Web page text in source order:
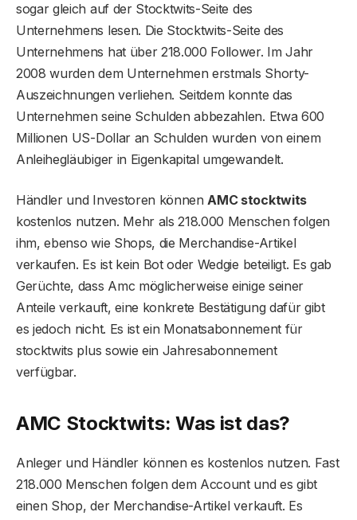
sogar gleich auf der Stocktwits-Seite des
Unternehmens lesen. Die Stocktwits-Seite des
Unternehmens hat über 218.000 Follower. Im Jahr
2008 wurden dem Unternehmen erstmals Shorty-
Auszeichnungen verliehen. Seitdem konnte das
Unternehmen seine Schulden abbezahlen. Etwa 600
Millionen US-Dollar an Schulden wurden von einem
Anleihegläubiger in Eigenkapital umgewandelt.
Händler und Investoren könnenAMC stocktwits
kostenlos nutzen. Mehr als 218.000 Menschen folgen
ihm, ebenso wie Shops, die Merchandise-Artikel
verkaufen. Es ist kein Bot oder Wedgie beteiligt. Es gab
Gerüchte, dass Amc möglicherweise einige seiner
Anteile verkauft, eine konkrete Bestätigung dafür gibt
es jedoch nicht. Es ist ein Monatsabonnement für
stocktwits plus sowie ein Jahresabonnement
verfügbar.
AMC Stocktwits: Was ist das?
Anleger und Händler können es kostenlos nutzen. Fast
218.000 Menschen folgen dem Account und es gibt
einen Shop, der Merchandise-Artikel verkauft. Es